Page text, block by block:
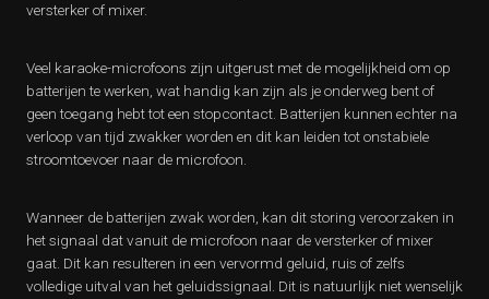
versterker of mixer.
Veel karaoke-microfoons zijn uitgerust met de mogelijkheid om op
batterijen te werken, wat handig kan zijn als je onderweg bent of
geen toegang hebt tot een stopcontact. Batterijen kunnen echter na
verloop van tijd zwakker worden en dit kan leiden tot onstabiele
stroomtoevoer naar de microfoon.
Wanneer de batterijen zwak worden, kan dit storing veroorzaken in
het signaal dat vanuit de microfoon naar de versterker of mixer
gaat. Dit kan resulteren in een vervormd geluid, ruis of zelfs
volledige uitval van het geluidssignaal. Dit is natuurlijk niet wenselijk